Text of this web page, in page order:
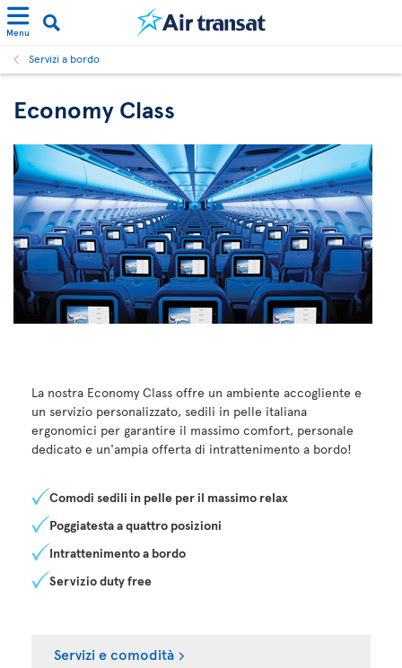
Menu
Servizi a bordo
Economy Class
La nostra Economy Class offre un ambiente accogliente e
un servizio personalizzato, sedili in pelle italiana
ergonomici per garantire il massimo comfort, personale
dedicato e un'ampia offerta di intrattenimento a bordo!
Comodi sedili in pelle per il massimo relax
Poggiatesta a quattro posizioni
Intrattenimento a bordo
Servizio duty free
Servizi e comodità